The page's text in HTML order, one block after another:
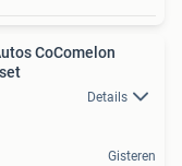
CoComelon
Details
Gisteren